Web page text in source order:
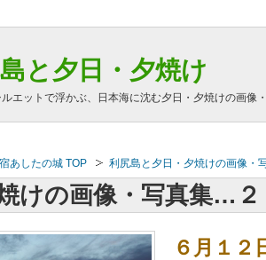
あしたの城 TOP 利尻島と夕日・夕焼けの画像・
けの画像・写真集…２
６月１２
と夕日・夕焼け
エットで浮かぶ、日本海に沈む夕日・夕焼けの画像